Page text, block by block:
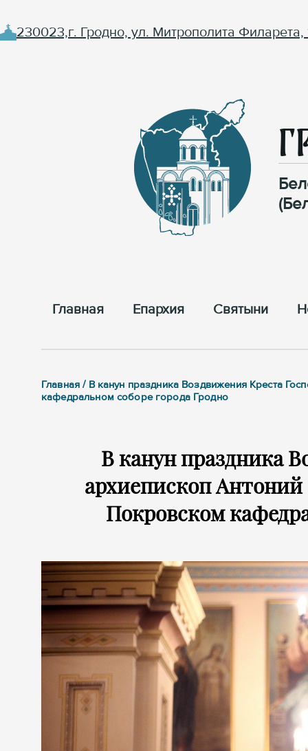
230023,г. Гродно, ул. Митрополита Филарета,
Главная Епархия Cвятыни
Главная / В канун праздника Воздвижения Креста
кафедральном соборе города Гродно
В канун праздника
архиепископ
Покровском